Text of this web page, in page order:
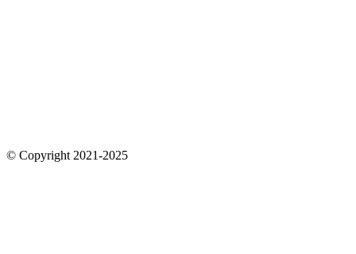
© Copyright 2021-2025